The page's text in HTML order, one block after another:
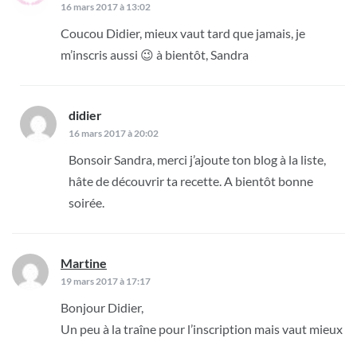
16 mars 2017 à 13:02
Coucou Didier, mieux vaut tard que jamais, je
m’inscris aussi 😉 à bientôt, Sandra
didier
16 mars 2017 à 20:02
Bonsoir Sandra, merci j’ajoute ton blog à la liste,
hâte de découvrir ta recette. A bientôt bonne
soirée.
Martine
19 mars 2017 à 17:17
Bonjour Didier,
Un peu à la traîne pour l’inscription mais vaut mieux